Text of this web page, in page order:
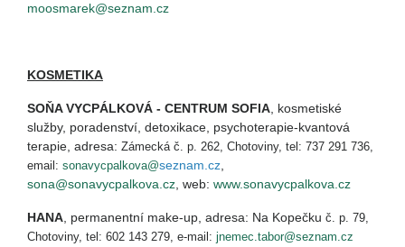
moosmarek@seznam.cz
KOSMETIKA
SOŇA VYCPÁLKOVÁ - CENTRUM SOFIA, kosmetiské
služby, poradenství, detoxikace, psychoterapie-kvantová
terapie, adresa: Zámecká č. p. 262, Chotoviny, tel: 737 291 736,
email: sonavycpalkova@seznam.cz,
sona@sonavycpalkova.cz, web: www.sonavycpalkova.cz
HANA, permanentní make-up, adresa: Na Kopečku č. p. 79,
Chotoviny, tel: 602 143 279, e-mail: jnemec.tabor@seznam.cz